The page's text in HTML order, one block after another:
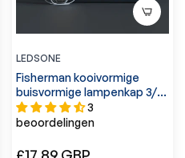
LEDSONE
Fisherman kooivormige
buisvormige lampenkap 3/4"
entreewandlantaarn met
glas - 5570
3
beoordelingen
Normale